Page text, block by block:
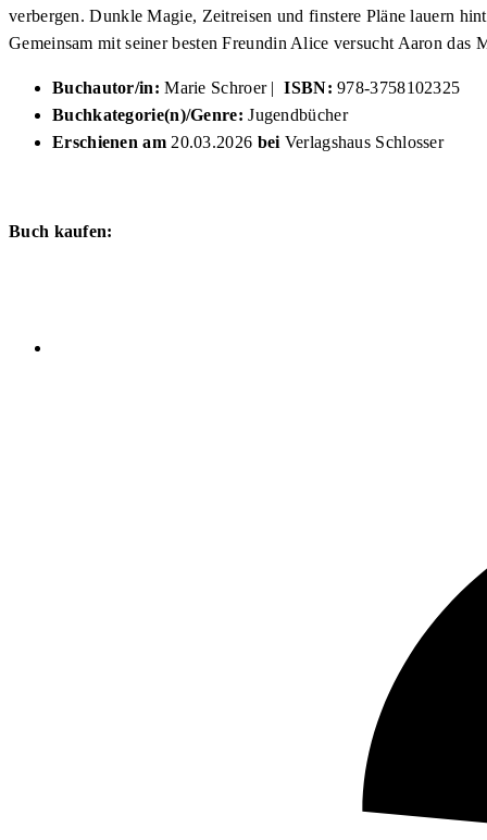
verbergen. Dunkle Magie, Zeitreisen und finstere Pläne lauern
Gemeinsam mit seiner besten Freundin Alice versucht Aaron
Buchautor/in:Marie Schroer |ISBN:978-3758102325
Buchkategorie(n)/Genre:Jugendbücher
Erschienen am20.03.2026 bei Verlagshaus Schlosser
Buch kaufen: